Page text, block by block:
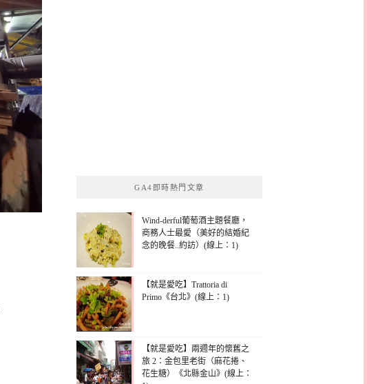
GA4即時熱門文章
Wind-derful葡萄酒主題餐廳，
商務人士最愛（美好的結婚紀
念的晚餐..約訪）(線上：1)
【就是愛吃】Trattoria di
Primo《台北》(線上：1)
【就是愛吃】兩週年的懷舊之
旅 2：金包里老街（麻花捲、
花生糖）《北縣金山》(線上：